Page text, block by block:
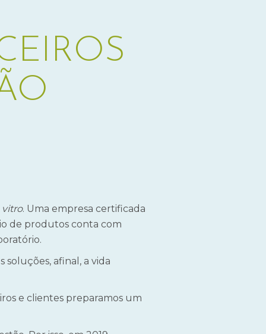
. Uma empresa certificada
de produtos conta com
afinal, a vida
e clientes preparamos um